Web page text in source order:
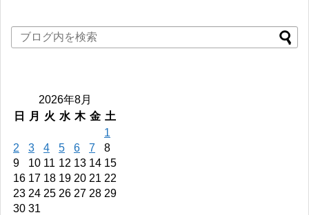
2026年8月
日
月 火 水 木 金 土
1
2
3 4 5 6 7
8
9
10 11 12 13 14 15
16 17 18 19 20 21 22
23 24 25 26 27 28 29
30 31